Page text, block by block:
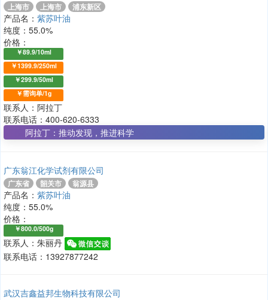
上海市 上海市 浦东新区
产品名： 紫苏叶油
纯度：55.0%
价格：
￥89.9/10ml
￥1399.9/250ml
￥299.9/50ml
￥需询单/1g
联系人：阿拉丁
联系电话：400-620-6333
阿拉丁：推动发现，推进科学
广东翁江化学试剂有限公司
广东省 韶关市 翁源县
产品名： 紫苏叶油
纯度：55.0%
价格：
￥800.0/500g
联系人：朱丽丹
联系电话：13927877242
武汉吉鑫益邦生物科技有限公司